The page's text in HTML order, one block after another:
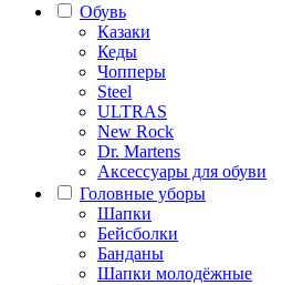
Обувь
Казаки
Кеды
Чопперы
Steel
ULTRAS
New Rock
Dr. Martens
Аксессуары для обуви
Головные уборы
Шапки
Бейсболки
Банданы
Шапки молодёжные